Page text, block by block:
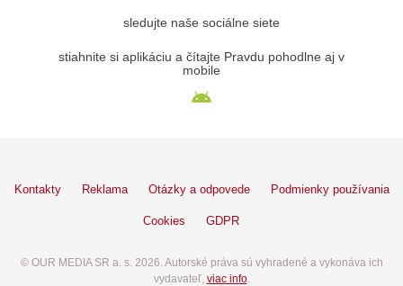
sledujte naše sociálne siete
stiahnite si aplikáciu a čítajte Pravdu pohodlne aj v
mobile
Kontakty Reklama Otázky a odpovede Podmienky používania
Cookies GDPR
© OUR MEDIA SR a. s. 2026. Autorské práva sú vyhradené a vykonáva ich
vydavateľ, viac info.